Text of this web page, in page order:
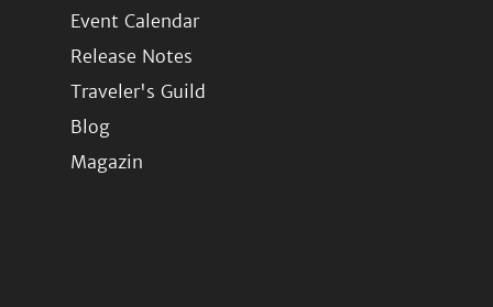
Event Calendar
Release Notes
Traveler's Guild
Blog
Magazin